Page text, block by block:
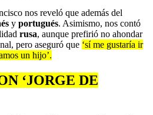
nos reveló que además del
y portugués. Asimismo, nos contó
rusa, aunque prefirió no ahondar
pero aseguró que ‘sí me gustaría ir
un hijo’.
‘JORGE DE